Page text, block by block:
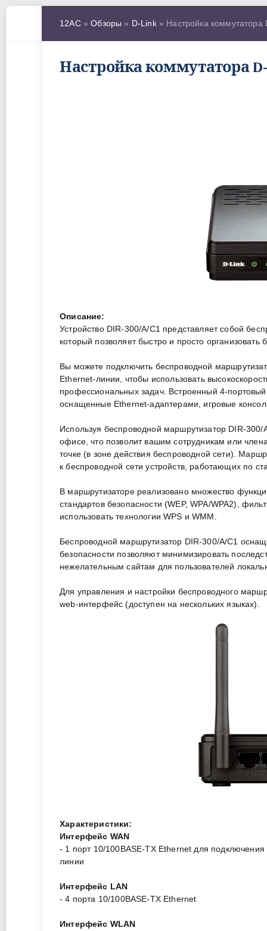
12AC»Обзоры » D-Link» Настройка коммутатора
Настройка коммутатора D-
Описание:
Устройство DIR-300/A/C1 представляет собой
который позволяет быстро и просто
Вы можете подключить беспроводной
Ethernet-линии, чтобы использовать
профессиональных задач. Встроенный 4-
оснащенные Ethernet-адаптерами, игровые
Используя беспроводной маршрутизатор DIR-
офисе, что позволит вашим сотрудникам или
точке (в зоне действия беспроводной сети).
к беспроводной сети устройств, работающих по
В маршрутизаторе реализовано множество
стандартов безопасности (WEP, WPA/WPA2),
использовать технологии WPS и WMM.
Беспроводной маршрутизатор DIR-300/A/C1
безопасности позволяют минимизировать
нежелательным сайтам для пользователей
Для управления и настройки беспроводного
web-интерфейс (доступен на нескольких языках).
Характеристики:
Интерфейс WAN
- 1 порт 10/100BASE-TX Ethernet для
линии
Интерфейс LAN
- 4 порта 10/100BASE-TX Ethernet
Интерфейс WLAN